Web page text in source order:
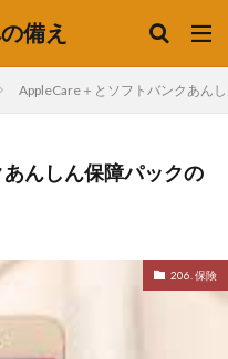
備え
AppleCare＋とソフトバンクあん
んしん保障パックの
206. 保険